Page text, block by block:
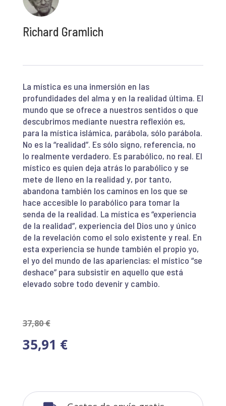
Richard Gramlich
La mística es una inmersión en las
profundidades del alma y en la realidad última. El
mundo que se ofrece a nuestros sentidos o que
descubrimos mediante nuestra reflexión es,
para la mística islámica, parábola, sólo parábola.
No es la “realidad”. Es sólo signo, referencia, no
lo realmente verdadero. Es parabólico, no real. El
místico es quien deja atrás lo parabólico y se
mete de lleno en la realidad y, por tanto,
abandona también los caminos en los que se
hace accesible lo parabólico para tomar la
senda de la realidad. La mística es “experiencia
de la realidad”, experiencia del Dios uno y único
de la revelación como el solo existente y real. En
esta experiencia se hunde también el propio yo,
el yo del mundo de las apariencias: el místico “se
deshace” para subsistir en aquello que está
elevado sobre todo devenir y cambio.
37,80€
35,91 €